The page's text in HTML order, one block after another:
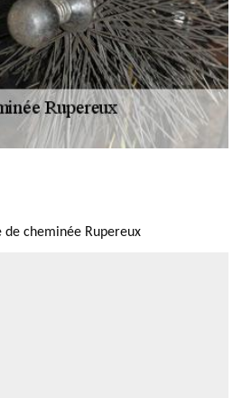
de cheminée Rupereux